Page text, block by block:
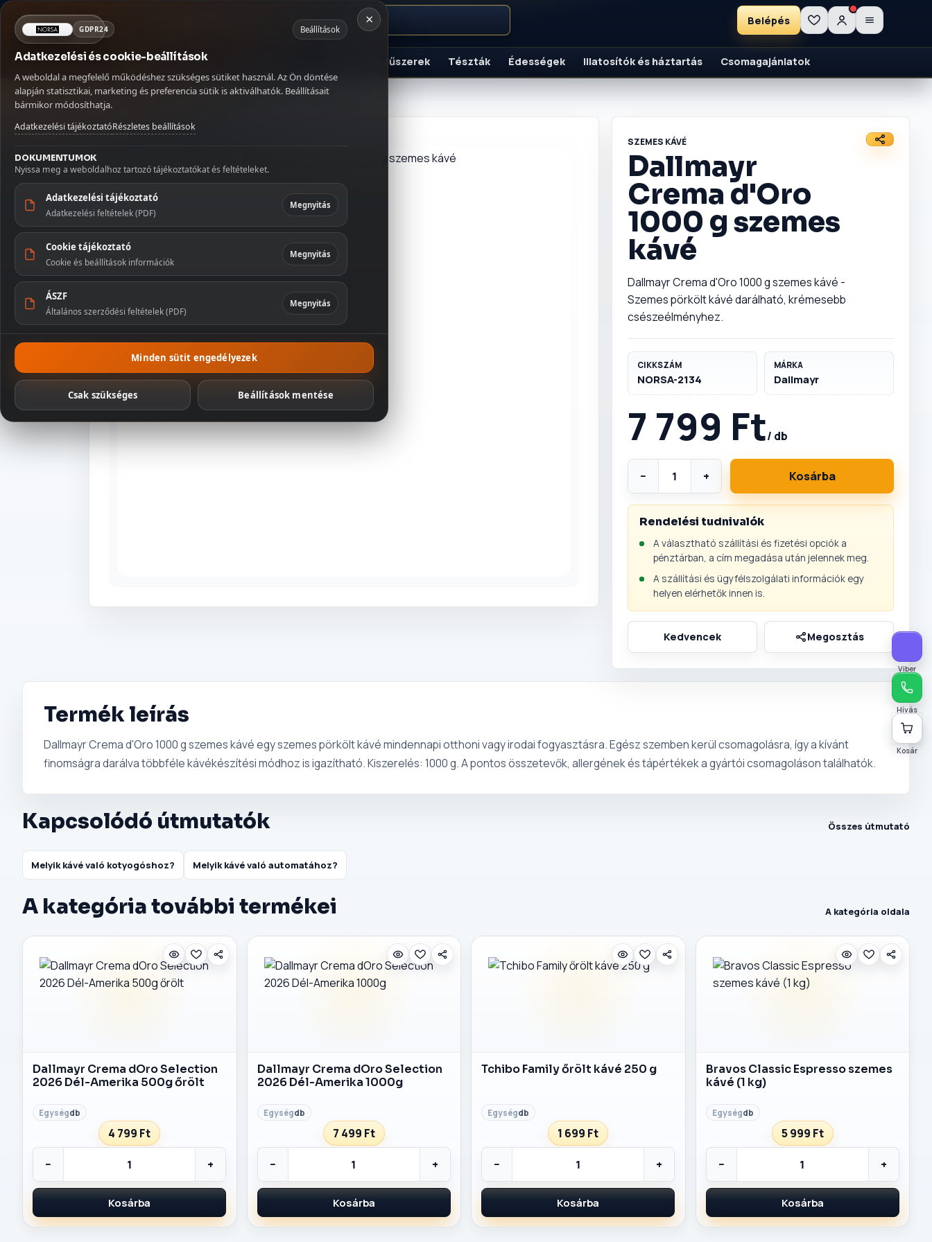
Belépés
Kávé Szörpök Szószok és fűszerek Tészták Édességek Illatosítók és háztartás Csomagajánlatok
MENÜ
🏠 Kezdőlap
✉️ Kapcsolat
Kávé
Szószok és fűszerek
Édességek
háztartás
Kezdőoldal/Kávé/Szemes kávé
SZEMES KÁVÉ
Dallmayr
Crema d'Oro
1000 g szemes
kávé
Dallmayr Crema d'Oro 1000 g szemes kávé -
Szemes pörkölt kávé darálható, krémesebb
csészeélményhez.
CIKKSZÁM
NORSA-2134
MÁRKA
Dallmayr
7 799 Ft/ db
− + Kosárba
Rendelési tudnivalók
A választható szállítási és fizetési opciók a
pénztárban, a cím megadása után jelennek meg.
A szállítási és ügyfélszolgálati információk egy
helyen elérhetők innen is.
Termék leírás
Dallmayr Crema d'Oro 1000 g szemes kávé egy szemes pörkölt kávé mindennapi otthoni vagy irodai fogyasztásra. Egész szemben kerül csomagolásra, így a kívánt
finomságra darálva többféle kávékészítési módhoz is igazítható. Kiszerelés: 1000 g. A pontos összetevők, allergének és tápértékek a gyártói csomagoláson találhatók.
Kapcsolódó útmutatók Összes útmutató
Melyik kávé való kotyogóshoz? Melyik kávé való automatához?
A kategória további termékei A kategória oldala
Dallmayr Crema dOro Selection
2026 Dél-Amerika 500g őrölt
db
4 799 Ft
− +
Kosárba
Dallmayr Crema dOro Selection
2026 Dél-Amerika 1000g
db
7 499 Ft
− +
Kosárba
Tchibo Family őrölt kávé 250 g
db
1 699 Ft
− +
Kosárba
Bravos Classic Espresso szemes
kávé (1 kg)
db
5 999 Ft
− +
Kosárba
Viber
Hívás
Kosár
Kosár ×
Betöltés...
×
GDPR24 Beállítások
Adatkezelési és cookie-beállítások
A weboldal a megfelelő működéshez szükséges sütiket használ. Az Ön döntése
alapján statisztikai, marketing és preferencia sütik is aktiválhatók. Beállításait
bármikor módosíthatja.
Adatkezelési tájékoztatóRészletes beállítások
DOKUMENTUMOK
Nyissa meg a weboldalhoz tartozó tájékoztatókat és feltételeket.
Adatkezelési tájékoztató
Adatkezelési feltételek (PDF)
Megnyitás
Cookie tájékoztató
Cookie és beállítások információk
Megnyitás
ÁSZF
Általános szerződési feltételek (PDF)
Megnyitás
Minden sütit engedélyezek
Csak szükséges Beállítások mentése